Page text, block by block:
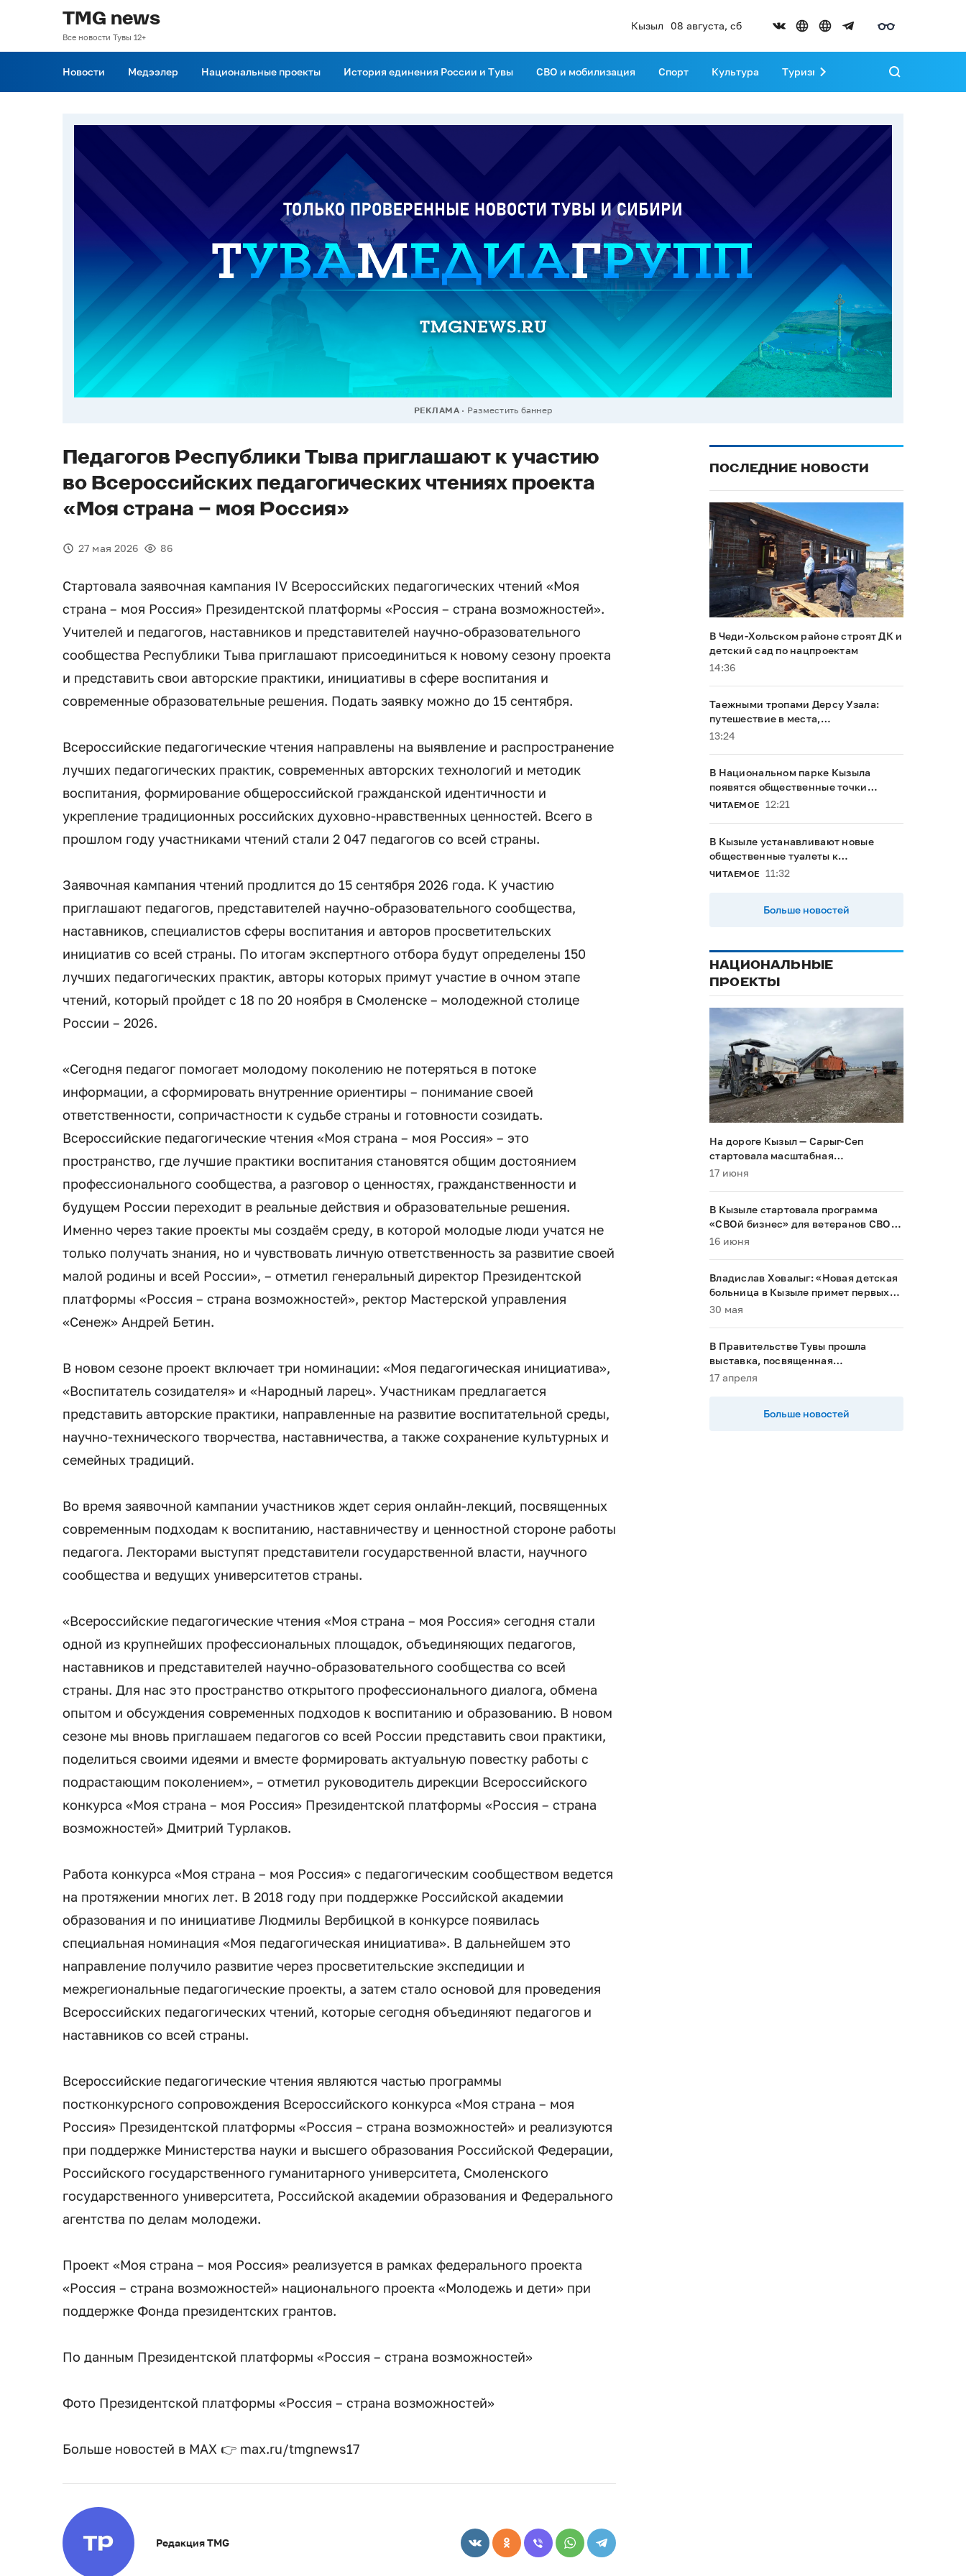
TMG news
Все новости Тувы 12+
Кызыл 08 августа, сб
Новости Медээлер Национальные проекты История единения России и Тувы СВО и мобилизация Спорт Культура Туризм Развитие Тувы
РЕКЛАМА Разместить баннер
Педагогов Республики Тыва приглашают к участию
во Всероссийских педагогических чтениях проекта
«Моя страна – моя Россия»
27 мая 2026 86
Стартовала заявочная кампания IV Всероссийских педагогических чтений «Моя
страна – моя Россия» Президентской платформы «Россия – страна возможностей».
Учителей и педагогов, наставников и представителей научно-образовательного
сообщества Республики Тыва приглашают присоединиться к новому сезону проекта
и представить свои авторские практики, инициативы в сфере воспитания и
современные образовательные решения. Подать заявку можно до 15 сентября.
Всероссийские педагогические чтения направлены на выявление и распространение
лучших педагогических практик, современных авторских технологий и методик
воспитания, формирование общероссийской гражданской идентичности и
укрепление традиционных российских духовно-нравственных ценностей. Всего в
прошлом году участниками чтений стали 2 047 педагогов со всей страны.
Заявочная кампания чтений продлится до 15 сентября 2026 года. К участию
приглашают педагогов, представителей научно-образовательного сообщества,
наставников, специалистов сферы воспитания и авторов просветительских
инициатив со всей страны. По итогам экспертного отбора будут определены 150
лучших педагогических практик, авторы которых примут участие в очном этапе
чтений, который пройдет с 18 по 20 ноября в Смоленске – молодежной столице
России – 2026.
«Сегодня педагог помогает молодому поколению не потеряться в потоке
информации, а сформировать внутренние ориентиры – понимание своей
ответственности, сопричастности к судьбе страны и готовности созидать.
Всероссийские педагогические чтения «Моя страна – моя Россия» – это
пространство, где лучшие практики воспитания становятся общим достоянием
профессионального сообщества, а разговор о ценностях, гражданственности и
будущем России переходит в реальные действия и образовательные решения.
Именно через такие проекты мы создаём среду, в которой молодые люди учатся не
только получать знания, но и чувствовать личную ответственность за развитие своей
малой родины и всей России», – отметил генеральный директор Президентской
платформы «Россия – страна возможностей», ректор Мастерской управления
«Сенеж» Андрей Бетин.
В новом сезоне проект включает три номинации: «Моя педагогическая инициатива»,
«Воспитатель созидателя» и «Народный ларец». Участникам предлагается
представить авторские практики, направленные на развитие воспитательной среды,
научно-технического творчества, наставничества, а также сохранение культурных и
семейных традиций.
Во время заявочной кампании участников ждет серия онлайн-лекций, посвященных
современным подходам к воспитанию, наставничеству и ценностной стороне работы
педагога. Лекторами выступят представители государственной власти, научного
сообщества и ведущих университетов страны.
«Всероссийские педагогические чтения «Моя страна – моя Россия» сегодня стали
одной из крупнейших профессиональных площадок, объединяющих педагогов,
наставников и представителей научно-образовательного сообщества со всей
страны. Для нас это пространство открытого профессионального диалога, обмена
опытом и обсуждения современных подходов к воспитанию и образованию. В новом
сезоне мы вновь приглашаем педагогов со всей России представить свои практики,
поделиться своими идеями и вместе формировать актуальную повестку работы с
подрастающим поколением», – отметил руководитель дирекции Всероссийского
конкурса «Моя страна – моя Россия» Президентской платформы «Россия – страна
возможностей» Дмитрий Турлаков.
Работа конкурса «Моя страна – моя Россия» с педагогическим сообществом ведется
на протяжении многих лет. В 2018 году при поддержке Российской академии
образования и по инициативе Людмилы Вербицкой в конкурсе появилась
специальная номинация «Моя педагогическая инициатива». В дальнейшем это
направление получило развитие через просветительские экспедиции и
межрегиональные педагогические проекты, а затем стало основой для проведения
Всероссийских педагогических чтений, которые сегодня объединяют педагогов и
наставников со всей страны.
Всероссийские педагогические чтения являются частью программы
постконкурсного сопровождения Всероссийского конкурса «Моя страна – моя
Россия» Президентской платформы «Россия – страна возможностей» и реализуются
при поддержке Министерства науки и высшего образования Российской Федерации,
Российского государственного гуманитарного университета, Смоленского
государственного университета, Российской академии образования и Федерального
агентства по делам молодежи.
Проект «Моя страна – моя Россия» реализуется в рамках федерального проекта
«Россия – страна возможностей» национального проекта «Молодежь и дети» при
поддержке Фонда президентских грантов.
По данным Президентской платформы «Россия – страна возможностей»
Фото Президентской платформы «Россия – страна возможностей»
Больше новостей в МАХ 👉 max.ru/tmgnews17
Редакция TMG
ПОСЛЕДНИЕ НОВОСТИ
В Чеди-Хольском районе строят ДК и
детский сад по нацпроектам
14:36
Таежными тропами Дерсу Узала:
путешествие в места,
напоминающие о герое Максима
13:24
В Национальном парке Кызыла
появятся общественные точки
доступа к интернету
ЧИТАЕМОЕ 12:21
В Кызыле устанавливают новые
общественные туалеты к
буддийскому форуму
ЧИТАЕМОЕ 11:32
Больше новостей
НАЦИОНАЛЬНЫЕ
ПРОЕКТЫ
На дороге Кызыл — Сарыг-Сеп
стартовала масштабная
реконструкция
17 июня
В Кызыле стартовала программа
«СВОй бизнес» для ветеранов СВО и
их семей
16 июня
Владислав Ховалыг: «Новая детская
больница в Кызыле примет первых
пациентов в 2028 году»
30 мая
В Правительстве Тувы прошла
выставка, посвященная
национальным проектам
17 апреля
Больше новостей